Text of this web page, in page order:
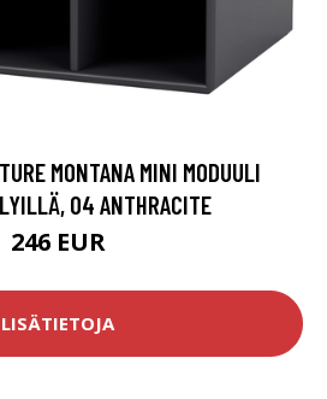
MONTANA MINI MODUULI
04 ANTHRACITE
246 EUR
LISÄTIETOJA